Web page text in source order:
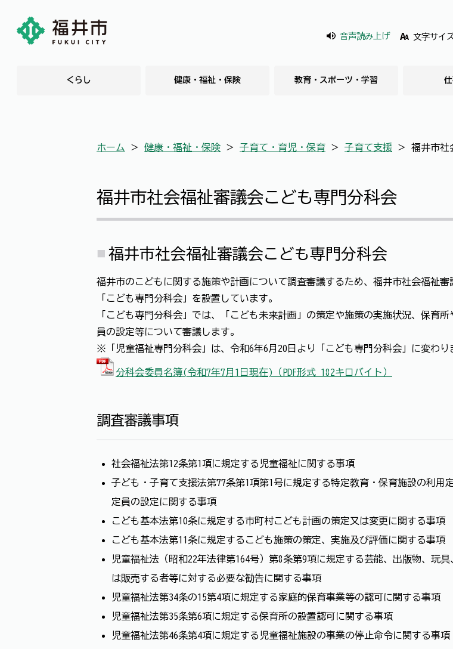
音声読み上げ 文字サイ
くらし 健康・福祉・保険 教育・スポーツ・学習
ホーム ＞ 健康・福祉・保険 ＞ 子育て・育児・保育 ＞ 子育て支援 ＞ 福井市社
福井市社会福祉審議会こども専門分科会
福井市社会福祉審議会こども専門分科会
福井市のこどもに関する施策や計画について調査審議するため、福井市社会福祉
「こども専門分科会」を設置しています。
「こども専門分科会」では、「こども未来計画」の策定や施策の実施状況、保育
員の設定等について審議します。
※「児童福祉専門分科会」は、令和6年6月20日より「こども専門分科会」に変わり
分科会委員名簿(令和7年7月1日現在)（PDF形式 182キロバイト）
調査審議事項
社会福祉法第12条第1項に規定する児童福祉に関する事項
子ども・子育て支援法第77条第1項第1号に規定する特定教育・保育施設の利用
定員の設定に関する事項
こども基本法第10条に規定する市町村こども計画の策定又は変更に関する事項
こども基本法第11条に規定するこども施策の策定、実施及び評価に関する事項
児童福祉法（昭和22年法律第164号）第8条第9項に規定する芸能、出版物、玩
は販売する者等に対する必要な勧告に関する事項
児童福祉法第34条の15第4項に規定する家庭的保育事業等の認可に関する事項
児童福祉法第35条第6項に規定する保育所の設置認可に関する事項
児童福祉法第46条第4項に規定する児童福祉施設の事業の停止命令に関する事項